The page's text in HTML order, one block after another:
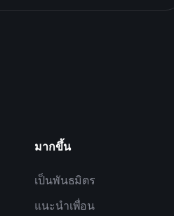
มากขึ้น
เป็นพันธมิตร
แนะนำเพื่อน